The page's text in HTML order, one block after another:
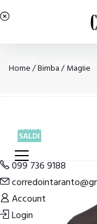
OUTLET BAMBINA
PIGIAMI E HOMEWEAR
099 736 9188
Account
Login
Home/Bimba/Maglie
SALDI